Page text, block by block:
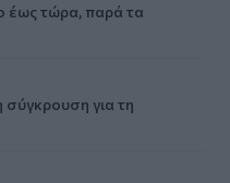
έως τώρα, παρά τα
σύγκρουση για τη